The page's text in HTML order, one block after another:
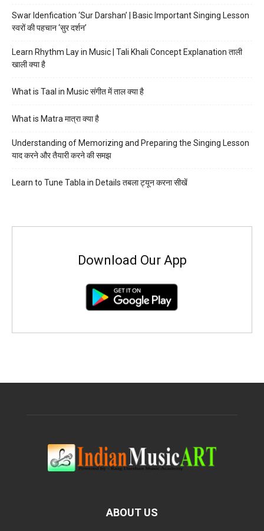
Swar Idenfication ‘Sur Darshan’ | Basic Important Singing Lesson
स्वरों की पहचान ‘सुर दर्शन’
Learn Rhythm Lay in Music | Tali Khali Concept Explanation ताली
खाली क्या है
What is Taal in Music संगीत में ताल क्या है
What is Matra मात्रा क्या है
Understanding of Memorizing and Preparing the Singing Lesson
याद करने और तैयारी करने की समझ
Learn to Tune Tabla in Details तबला ट्यून करना सीखें
Download Our App
ABOUT US